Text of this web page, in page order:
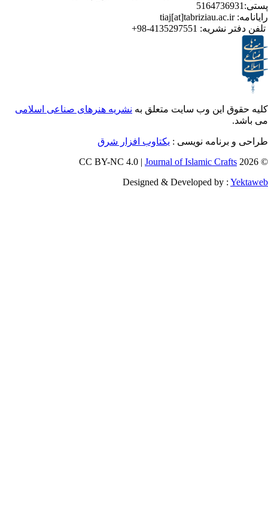
نشریه:4135297551-98+
این وب سایت متعلق بهنشریه هنرهای صناعی اسلامی
نویسی : یکتاوب افزار شرق
Journal of Islamic
Designed & Developed by :